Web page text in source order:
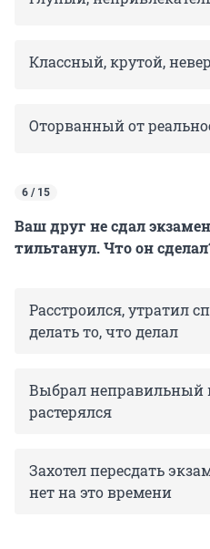
Классный, крутой,
Оторванный от
6 / 15
Ваш друг не сдал
тильтанул. Что он
Расстроился, утратил
делать то, что делал
Выбрал неправильный
растерялся
Захотел пересдать
нет на это времени